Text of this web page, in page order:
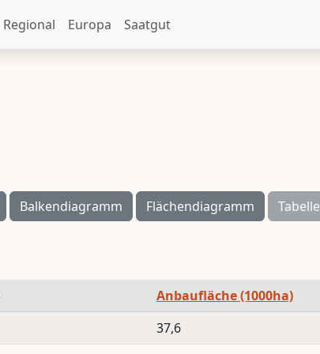
Regional Europa Saatgut
Balkendiagramm Flächendiagramm Tabelle
Anbaufläche (1000ha)
37,6